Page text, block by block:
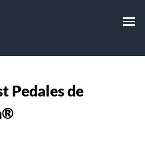
Pedales de